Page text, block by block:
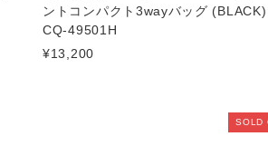
ントコンパクト3wayバッグ
CQ-49501H
¥13,200
SOLD